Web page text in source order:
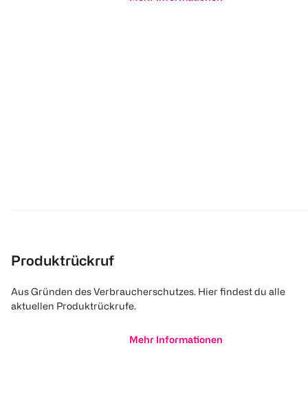
Produktrückruf
Aus Gründen des Verbraucherschutzes. Hier findest du alle
aktuellen Produktrückrufe.
Mehr Informationen